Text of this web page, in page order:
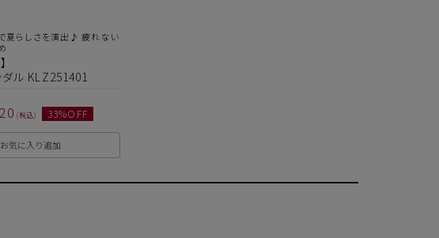
夏らしさを演出♪ 疲れない
ル KLZ251401
税込 33%OFF
お気に入り追加
ご指定
「14～16
となっ
※お支払いは、お客様がお持ちのクレジットカード会社の会員規約に基